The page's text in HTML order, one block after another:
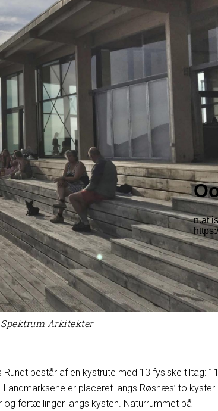
Arkitekter
består af en kystrute med 13 fysiske tiltag: 11
er placeret langs Røsnæs’ to kyster
fortællinger langs kysten. Naturrummet på